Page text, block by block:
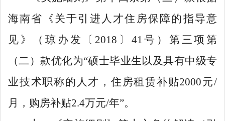
海南省《关于引进人才住房保障的指导意
见》（琼办发〔 2018 〕 41 号）第三项第
（二）款优化为“硕士毕业生以及具有中级专
业技术职称的人才，住房租赁补贴2000元/
月，购房补贴2.4万元/年”。